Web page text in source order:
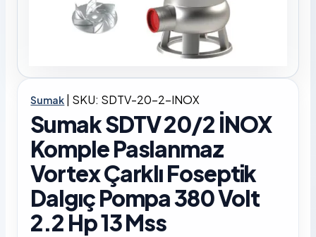
Sumak | SKU: SDTV-20-2-INOX
Sumak SDTV 20/2 İNOX
Komple Paslanmaz
Vortex Çarklı Foseptik
Dalgıç Pompa 380 Volt
2.2 Hp 13 Mss